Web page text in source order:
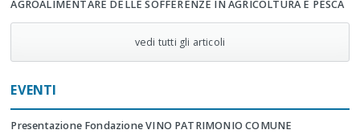
AGROALIMENTARE DELLE SOFFERENZE IN AGRICOLTURA E PESCA
vedi tutti gli articoli
EVENTI
Presentazione Fondazione VINO PATRIMONIO COMUNE